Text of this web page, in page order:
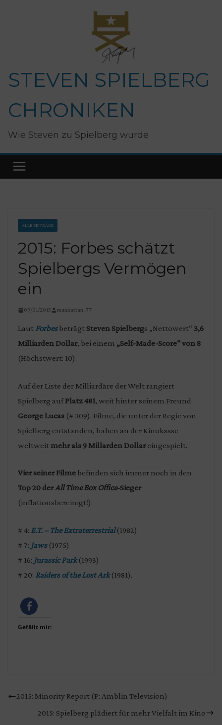
STEVEN SPIELBERG
CHRONIKEN
Wie Steven zu Spielberg wurde
ALLE BEITRÄGE
2015: Forbes schätzt
Spielbergs Vermögen
ein
09/01/2015 manhattan_77
Laut Forbes beträgt Steven Spielbergs „Nettowert“ 3,6
Milliarden Dollar, bei einem „Self-Made-Score“ von 8
(Höchstwert: 10).
Auf der Liste der Milliardäre der Welt rangiert
Spielberg auf Platz 481, weit hinter seinem Freund
George Lucas (# 309). Filme, die unter der Regie von
Spielberg entstanden, haben an der Kinokasse
weltweitmehr als 9 Millarden Dollareingespielt.
Vier seiner Filme befinden sich immer noch in den
Top 20 derAll Time Box Office-Sieger
(inflationsbereinigt!):
# 4: E.T. – The Extraterrestrial (1982)
# 7: Jaws (1975)
# 16: Jurassic Park(1993)
# 20: Raiders of the Lost Ark(1981).
Gefällt mir:
2015: Minority Report (P: Amblin Television)
2015: Spielberg plädiert für mehr Vielfalt im Kino